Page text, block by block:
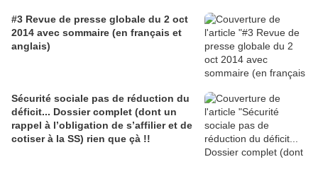
#3 Revue de presse globale du 2 oct
2014 avec sommaire (en français et
anglais)
Sécurité sociale pas de réduction du
déficit... Dossier complet (dont un
rappel à l’obligation de s’affilier et de
cotiser à la SS) rien que çà !!